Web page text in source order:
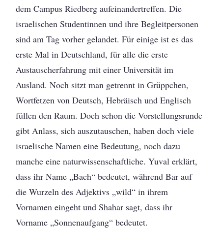
dem Campus Riedberg aufeinandertreffen. Die
israelischen Studentinnen und ihre Begleitpersonen
sind am Tag vorher gelandet. Für einige ist es das
erste Mal in Deutschland, für alle die erste
Austauscherfahrung mit einer Universität im
Ausland. Noch sitzt man getrennt in Grüppchen,
Wortfetzen von Deutsch, Hebräisch und Englisch
füllen den Raum. Doch schon die Vorstellungsrunde
gibt Anlass, sich auszutauschen, haben doch viele
israelische Namen eine Bedeutung, noch dazu
manche eine naturwissenschaftliche. Yuval erklärt,
dass ihr Name „Bach“ bedeutet, während Bar auf
die Wurzeln des Adjektivs „wild“ in ihrem
Vornamen eingeht und Shahar sagt, dass ihr
Vorname „Sonnenaufgang“ bedeutet.